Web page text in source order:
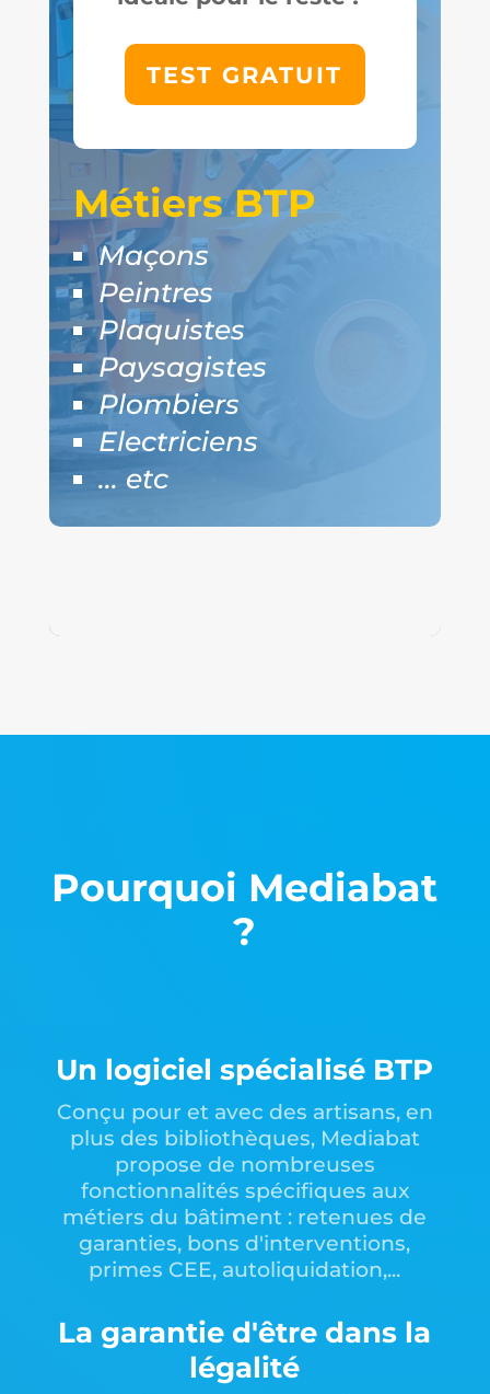
TEST GRATUIT
Métiers BTP
Maçons
Peintres
Plaquistes
Paysagistes
Plombiers
Electriciens
... etc
Pourquoi Mediabat
?
Un logiciel spécialisé BTP
Conçu pour et avec des artisans, en
plus des bibliothèques, Mediabat
propose de nombreuses
fonctionnalités spécifiques aux
métiers du bâtiment : retenues de
garanties, bons d'interventions,
primes CEE, autoliquidation,...
La garantie d'être dans la
légalité